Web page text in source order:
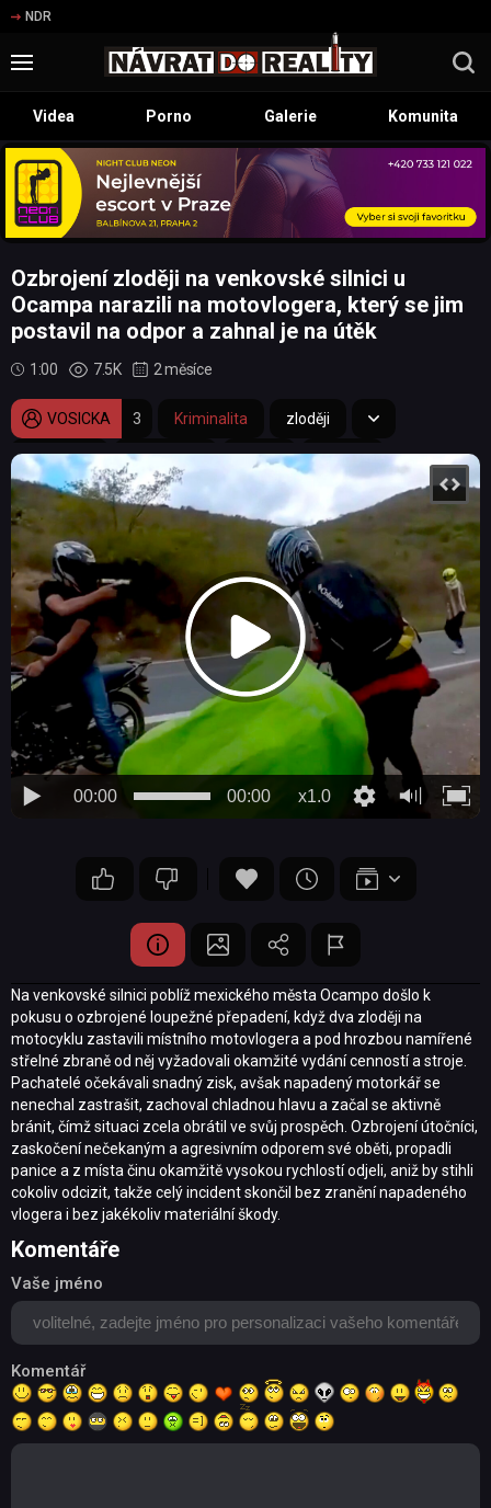
NDR
Videa Porno Galerie Komunita
Ozbrojení zloději na venkovské silnici u
Ocampa narazili na motovlogera, který se jim
postavil na odpor a zahnal je na útěk
1:00 7.5K 2 měsíce
VOSICKA 3 Kriminalita zloději
motorkář přepadení odpor obrana
00:00 x1.0
00:00
Na venkovské silnici poblíž mexického města Ocampo došlo k
pokusu o ozbrojené loupežné přepadení, když dva zloději na
motocyklu zastavili místního motovlogera a pod hrozbou namířené
střelné zbraně od něj vyžadovali okamžité vydání cenností a stroje.
Pachatelé očekávali snadný zisk, avšak napadený motorkář se
nenechal zastrašit, zachoval chladnou hlavu a začal se aktivně
bránit, čímž situaci zcela obrátil ve svůj prospěch. Ozbrojení útočníci,
zaskočení nečekaným a agresivním odporem své oběti, propadli
panice a z místa činu okamžitě vysokou rychlostí odjeli, aniž by stihli
cokoliv odcizit, takže celý incident skončil bez zranění napadeného
vlogera i bez jakékoliv materiální škody.
Komentáře
Vaše jméno
Komentář